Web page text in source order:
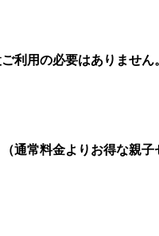
利用の必要はありません
通常料金よりお得な親子